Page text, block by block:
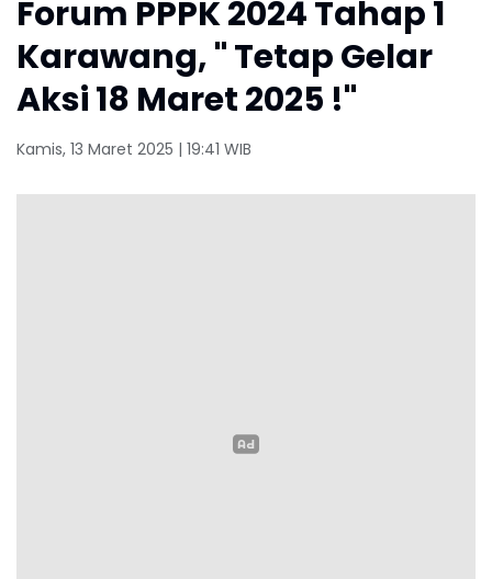
Forum PPPK 2024 Tahap 1
Karawang, " Tetap Gelar
Aksi 18 Maret 2025 !"
Kamis, 13 Maret 2025 | 19:41 WIB